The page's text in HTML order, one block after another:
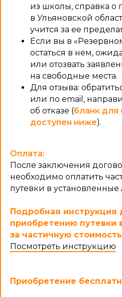
из школы, справка о
в Ульяновской
учится за ее
Если вы в
остаться в нем,
или отозвать
на свободные места.
Для отзыва:
или по email,
об отказе (бланк для
доступен ниже).
Оплата:
После заключения
необходимо оплатить
путевки в
Подробная
приобретению путевки
за частичную
Посмотреть инструкцию
Приобретение